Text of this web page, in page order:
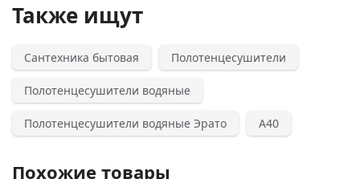
Также ищут
Сантехника бытовая Полотенцесушители
Полотенцесушители водяные
Полотенцесушители водяные Эрато А40
Похожие товары